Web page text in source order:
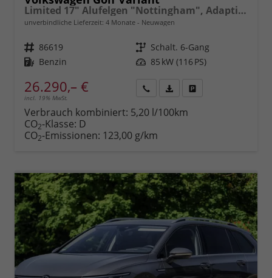
Limited 17" Alufelgen "Nottingham", Adaptiver Tempomat ACC, Sicht-Paket, Digital Cockpit Pro, LED-Scheinwerfer, Radio Composition 10,3" + Wireless App-Connect, Parksensoren vorn und hinten, Climatronic, M-Lederlenkrad, Reserverad, Dachreling uvm.
unverbindliche Lieferzeit: 4 Monate Neuwagen
Fahrzeugnr. 86619 Getriebe Schalt. 6-Gang
Kraftstoff Benzin Leistung 85 kW (116 PS)
26.290,– €
incl. 19% MwSt.
anfordern
Datei,
Verbrauch kombiniert: 5,20 l/100km
CO2-Klasse: D
CO2-Emissionen: 123,00 g/km